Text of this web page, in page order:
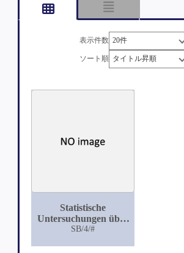
表示件数
ソート順
Statistische
Untersuchungen über
Haftpsychosen
SB/4/#